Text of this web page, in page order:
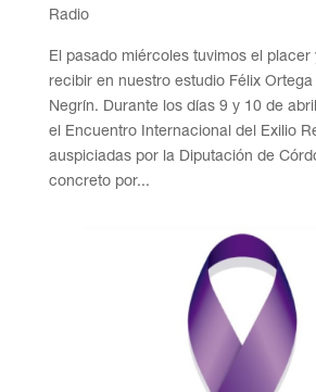
Radio
El pasado miércoles tuvimos el placer
recibir en nuestro estudio Félix
Negrín. Durante los días 9 y 10 de
el Encuentro Internacional del Exilio
auspiciadas por la Diputación de
concreto por...